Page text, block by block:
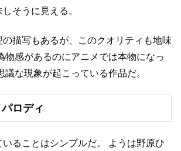
そうに見える。
描写もあるが、このクオリティも地味
物感があるのにアニメでは本物になっ
議な現象が起こっている作品だ。
ロディ
ることはシンプルだ。
ようは野原ひ